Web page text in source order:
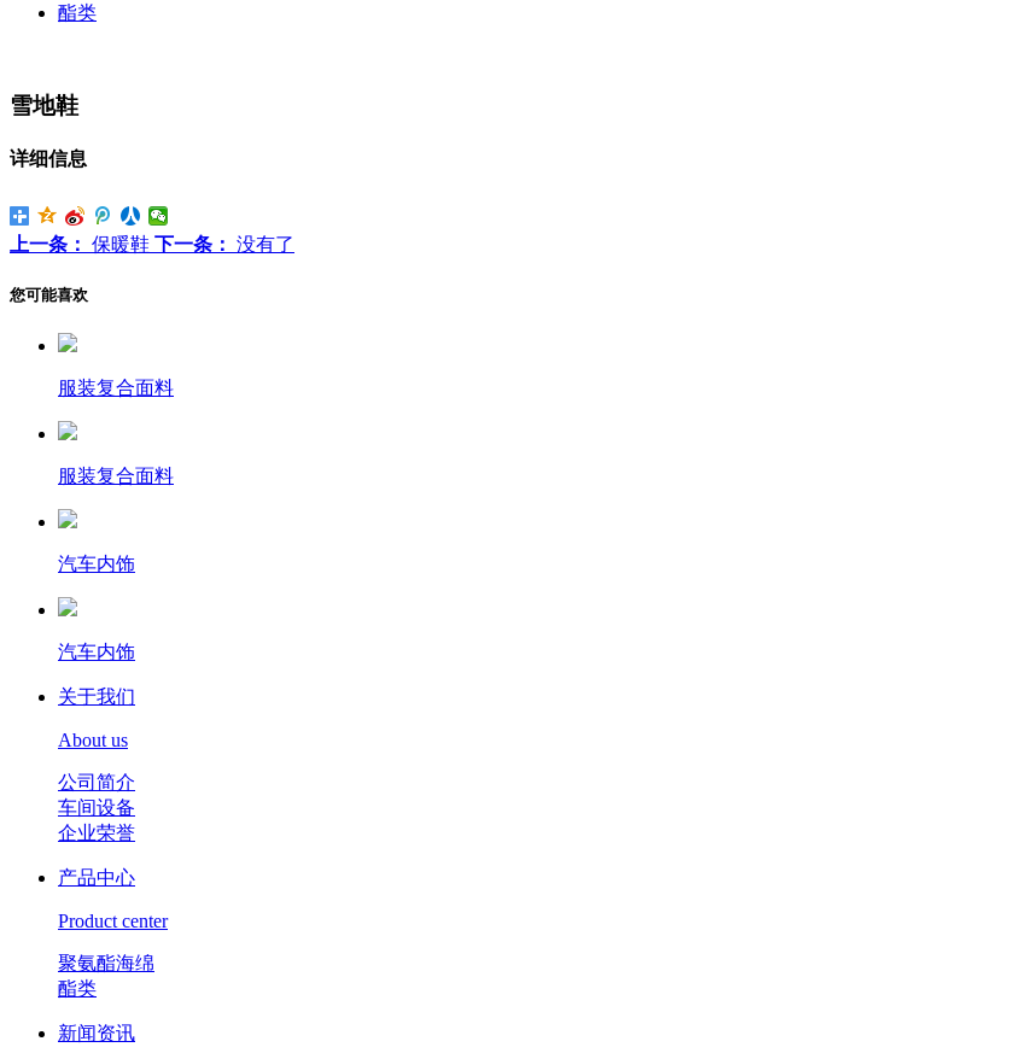
酯类
雪地鞋
详细信息
上一条： 保暖鞋 下一条： 没有了
您可能喜欢
服装复合面料
服装复合面料
汽车内饰
汽车内饰
关于我们
About us
公司简介
车间设备
企业荣誉
产品中心
Product center
聚氨酯海绵
酯类
新闻资讯